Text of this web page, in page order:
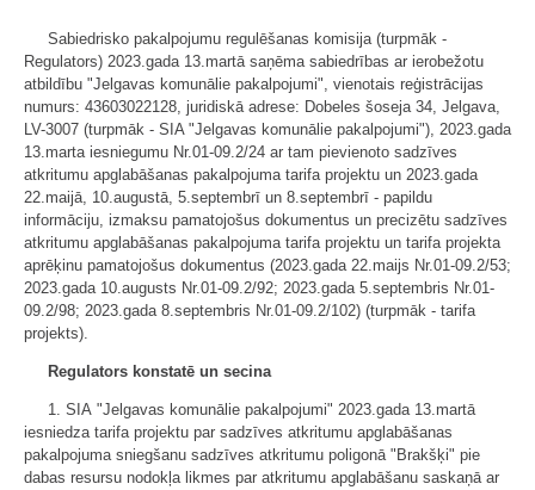
Sabiedrisko pakalpojumu regulēšanas komisija (turpmāk -
Regulators) 2023.gada 13.martā saņēma sabiedrības ar ierobežotu
atbildību "Jelgavas komunālie pakalpojumi", vienotais reģistrācijas
numurs: 43603022128, juridiskā adrese: Dobeles šoseja 34, Jelgava,
LV-3007 (turpmāk - SIA "Jelgavas komunālie pakalpojumi"), 2023.gada
13.marta iesniegumu Nr.01-09.2/24 ar tam pievienoto sadzīves
atkritumu apglabāšanas pakalpojuma tarifa projektu un 2023.gada
22.maijā, 10.augustā, 5.septembrī un 8.septembrī - papildu
informāciju, izmaksu pamatojošus dokumentus un precizētu sadzīves
atkritumu apglabāšanas pakalpojuma tarifa projektu un tarifa projekta
aprēķinu pamatojošus dokumentus (2023.gada 22.maijs Nr.01-09.2/53;
2023.gada 10.augusts Nr.01-09.2/92; 2023.gada 5.septembris Nr.01-
09.2/98; 2023.gada 8.septembris Nr.01-09.2/102) (turpmāk - tarifa
projekts).
Regulators konstatē un secina
1. SIA "Jelgavas komunālie pakalpojumi" 2023.gada 13.martā
iesniedza tarifa projektu par sadzīves atkritumu apglabāšanas
pakalpojuma sniegšanu sadzīves atkritumu poligonā "Brakšķi" pie
dabas resursu nodokļa likmes par atkritumu apglabāšanu saskaņā ar